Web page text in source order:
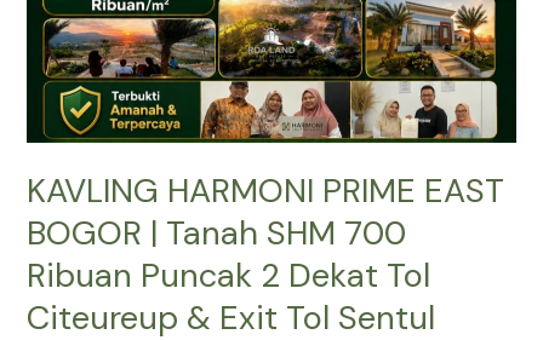
KAVLING HARMONI PRIME EAST
BOGOR | Tanah SHM 700
Ribuan Puncak 2 Dekat Tol
Citeureup & Exit Tol Sentul
700
Ribuan
Puncak
Dekat
Citeureup
Exit
Tol